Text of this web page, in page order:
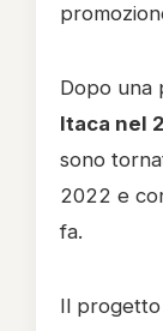
Dopo una
Itaca nel
sono
2022 e
fa.
Il progetto